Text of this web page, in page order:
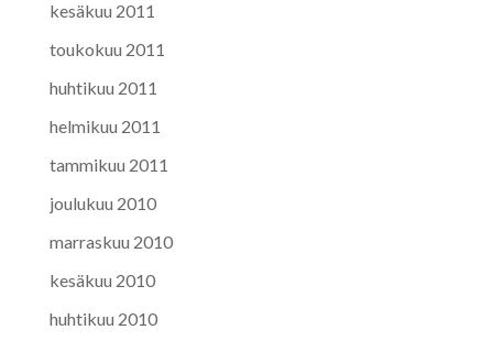
kesäkuu 2011
toukokuu 2011
huhtikuu 2011
helmikuu 2011
tammikuu 2011
joulukuu 2010
marraskuu 2010
kesäkuu 2010
huhtikuu 2010